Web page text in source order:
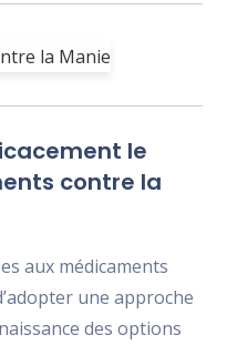
le
contre la
aux médicaments
une approche
des options